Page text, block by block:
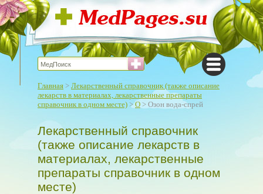
Главная > Лекарственный справочник (также описание
лекарств в материалах, лекарственные препараты
справочник в одном месте) >О > Озон вода-спрей
Лекарственный справочник
(также описание лекарств в
материалах, лекарственные
препараты справочник в одном
месте)